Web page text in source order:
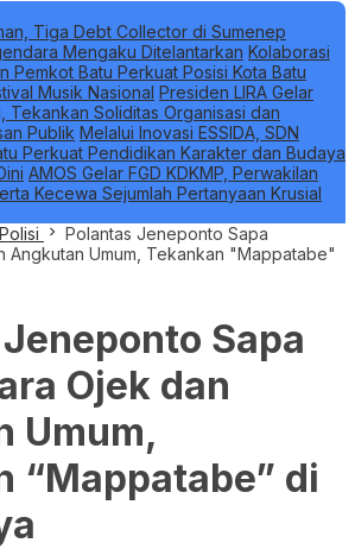
Tiga Debt Collector di Sumenep
Mengaku Ditelantarkan Kolaborasi
Pemkot Batu Perkuat Posisi Kota Batu
Musik Nasional Presiden LIRA Gelar
Tekankan Soliditas Organisasi dan
Publik Melalui Inovasi ESSIDA, SDN
Perkuat Pendidikan Karakter dan Budaya
AMOS Gelar FGD KDKMP, Perwakilan
Kecewa Sejumlah Pertanyaan Krusial
Polantas Jeneponto Sapa
Angkutan Umum, Tekankan "Mappatabe"
Sapa
Ojek dan
Umum,
“Mappatabe” di